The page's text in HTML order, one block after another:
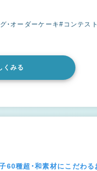
・オーダーケーキ#コンテスト
くみる
60種超・和素材にこだわる